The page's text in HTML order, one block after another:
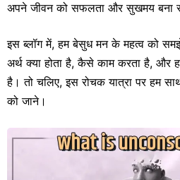
अपने जीवन को सफलता और सुखमय बना
इस ब्लॉग में, हम बेसुध मन के महत्व को
अर्थ क्या होता है, कैसे काम करता है, और
है। तो चलिए, इस रोचक यात्रा पर हम
को जाने।